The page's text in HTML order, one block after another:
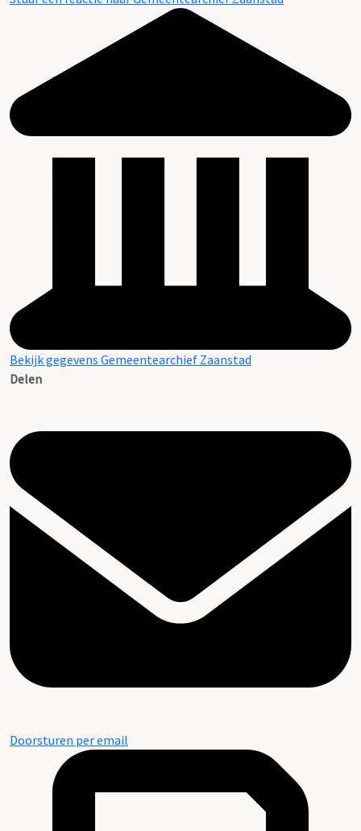
Bekijk gegevens Gemeentearchief Zaanstad
Delen
Doorsturen per email